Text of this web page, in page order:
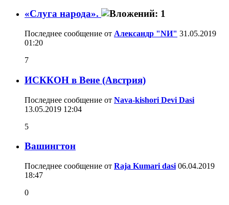
«Слуга народа».
Последнее сообщение от Александр "NИ" 31.05.2019
01:20
7
ИСККОН в Вене (Австрия)
Последнее сообщение от Nava-kishori Devi Dasi
13.05.2019 12:04
5
Вашингтон
Последнее сообщение от Raja Kumari dasi 06.04.2019
18:47
0